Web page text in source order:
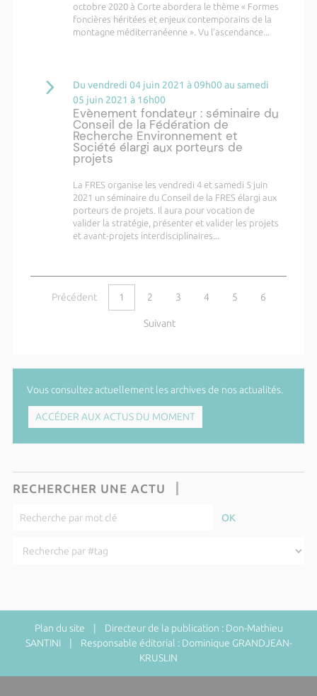
octobre 2020 à Corte abordera le thème « Formes
foncières héritées et enjeux contemporains de la
montagne méditerranéenne ». Vu l’ascendance...
Du vendredi 04 juin 2021 à 09h00 au samedi
05 juin 2021 à 16h00
Evènement fondateur : séminaire du
Conseil de la Fédération de
Recherche Environnement et
Société élargi aux porteurs de
projets
La FRES organise les vendredi 4 et samedi 5 juin
2021 un séminaire du Conseil de la FRES élargi aux
porteurs de projets. Il aura pour vocation de
valider la stratégie, présenter et valider les projets
et avant-projets interdisciplinaires...
Précédent 1 2 3 4 5 6
Suivant
Vous consultez actuellement les archives de nos actualités.
ACCÉDER AUX ACTUS DU MOMENT
RECHERCHER UNE ACTU
Plan du site | Directeur de la publication : Don-Mathieu
SANTINI | Responsable éditorial : Dominique GRANDJEAN-
KRUSLIN